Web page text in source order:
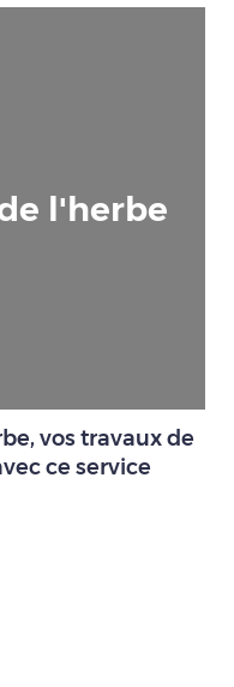
l'herbe
vos travaux de
ce service